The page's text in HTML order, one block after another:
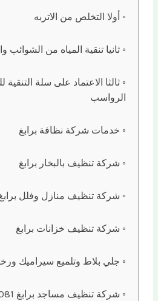
أولا التخلص من الاتربه
ثانيا تنقية المياه من الشوائب
ثالثا الاعتماد على سلة
الرواسب
خدمات شركة نظافة برابغ
شركة تنظيف بالبخار برابغ
شركة تنظيف منازل وفلل
شركة تنظيف خزانات برابغ
جلي بلاط وتلميع سيراميك
شركة تنظيف مساجد برابغ 0565240081